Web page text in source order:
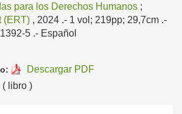
para los Derechos Humanos ;
(ERT) , 2024 .- 1 vol; 219pp; 29,7cm .-
5 .- Español
Descargar PDF
( libro )